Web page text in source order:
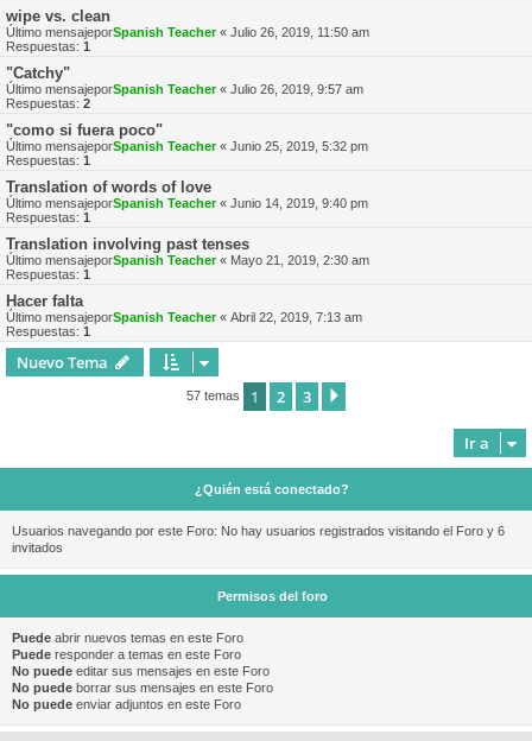
wipe vs. clean
Último mensajeporSpanish Teacher« Julio 26, 2019, 11:50 am
Respuestas: 1
"Catchy"
Último mensajeporSpanish Teacher« Julio 26, 2019, 9:57 am
Respuestas: 2
"como si fuera poco"
Último mensajeporSpanish Teacher« Junio 25, 2019, 5:32 pm
Respuestas: 1
Translation of words of love
Último mensajeporSpanish Teacher« Junio 14, 2019, 9:40 pm
Respuestas: 1
Translation involving past tenses
Último mensajeporSpanish Teacher« Mayo 21, 2019, 2:30 am
Respuestas: 1
Hacer falta
Último mensajeporSpanish Teacher« Abril 22, 2019, 7:13 am
Respuestas: 1
Nuevo Tema
57 temas 1 2 3
Ir a
¿Quién está conectado?
Usuarios navegando por este Foro: No hay usuarios registrados visitando el Foro y 6
invitados
Permisos del foro
Puede abrir nuevos temas en este Foro
Puede responder a temas en este Foro
No puede editar sus mensajes en este Foro
No puede borrar sus mensajes en este Foro
No puede enviar adjuntos en este Foro